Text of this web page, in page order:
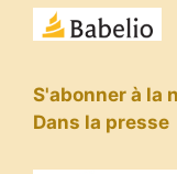
S'abonner à la
Dans la presse